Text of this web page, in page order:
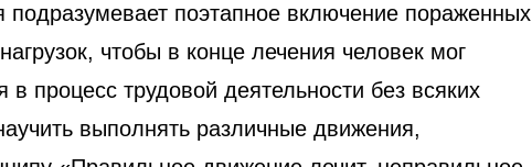
подразумевает поэтапное включение пораженных
чтобы в конце лечения человек мог
процесс трудовой деятельности без всяких
выполнять различные движения,